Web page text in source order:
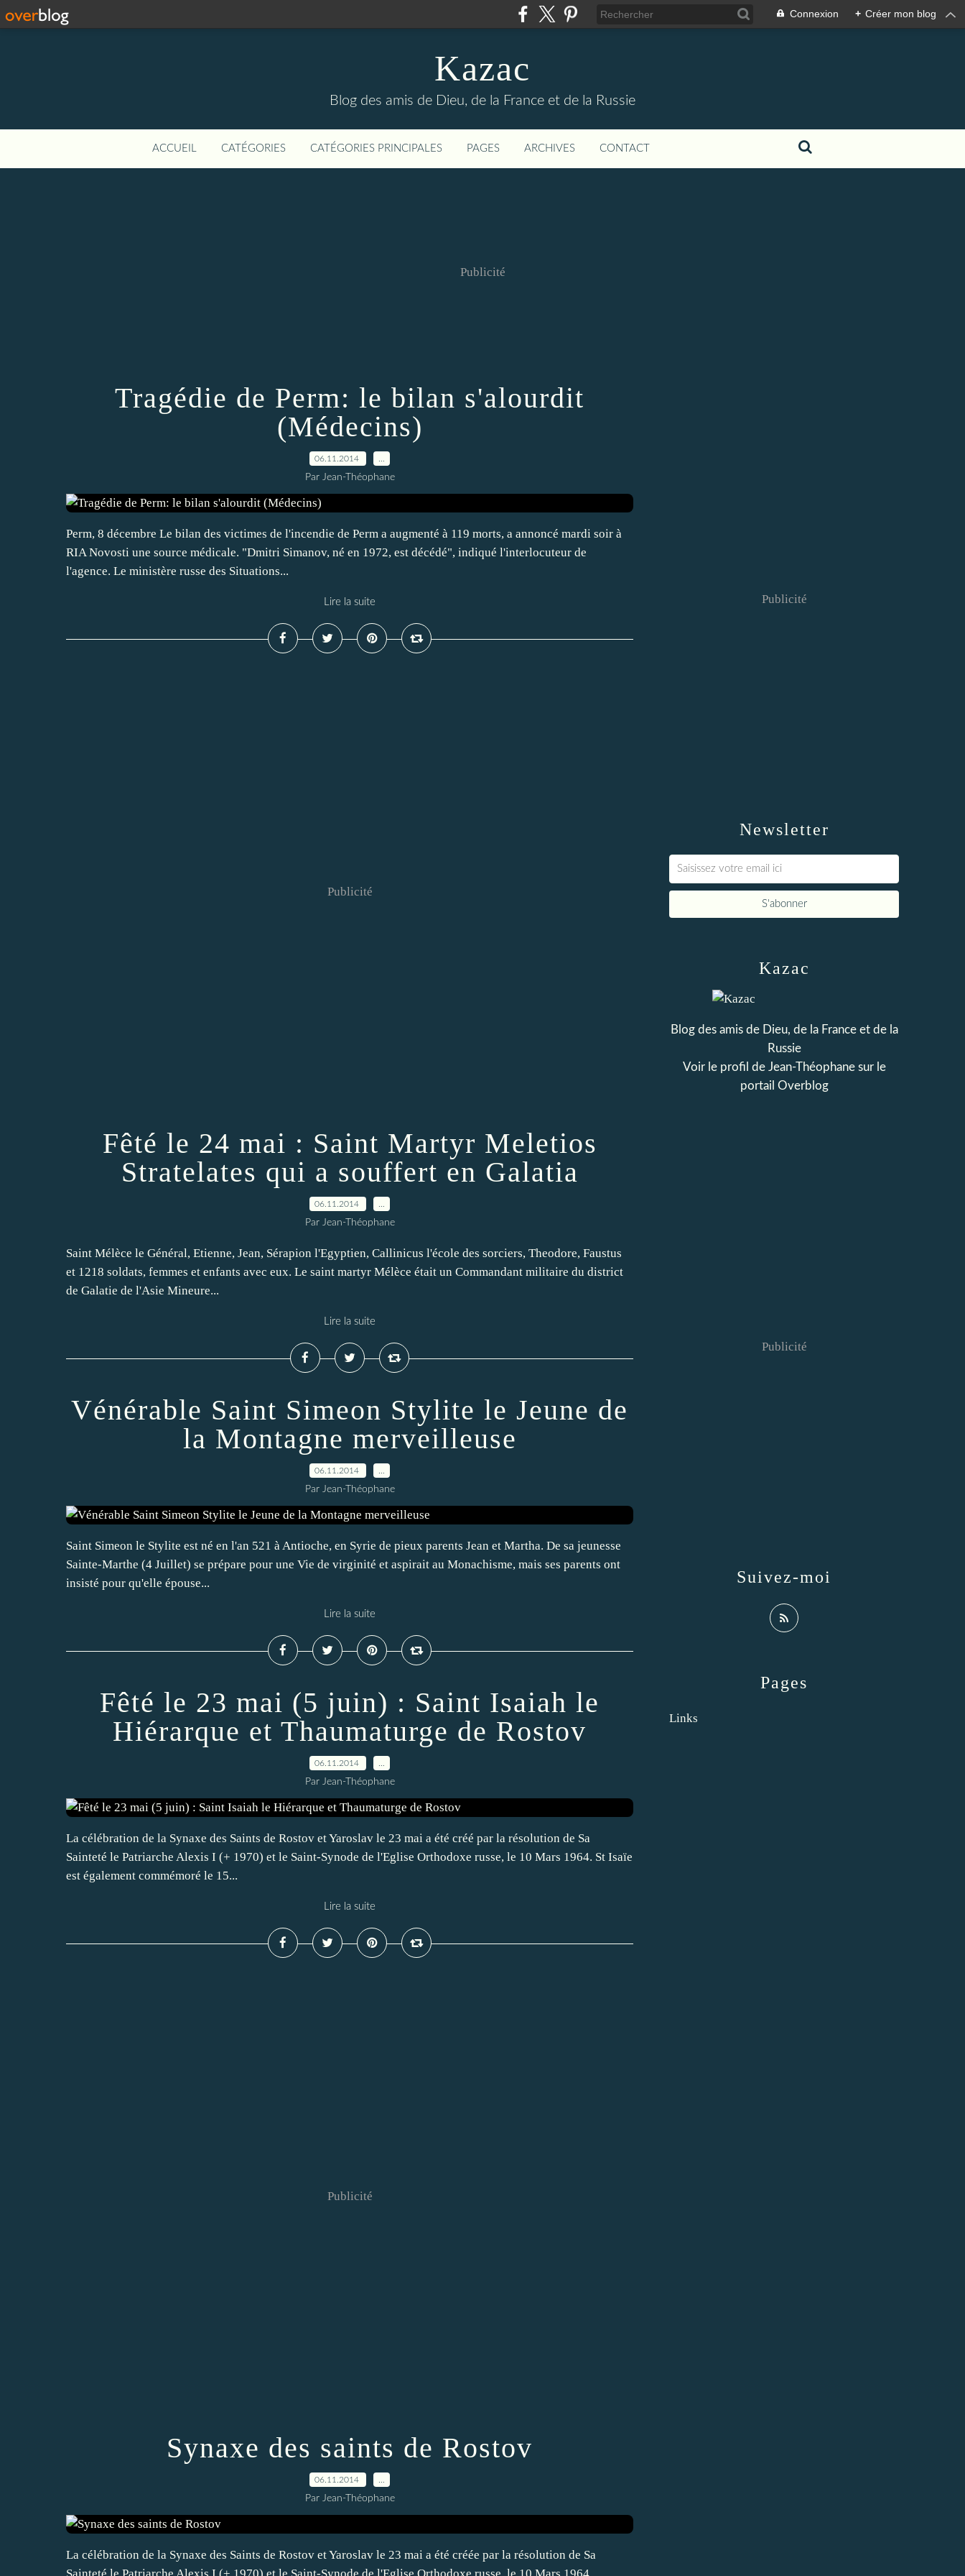
Connexion + Créer mon blog
Kazac
Blog des amis de Dieu, de la France et de la Russie
ACCUEIL CATÉGORIES CATÉGORIES PRINCIPALES PAGES ARCHIVES CONTACT
Publicité
Tragédie de Perm: le bilan s'alourdit
(Médecins)
06.11.2014
Par Jean-Théophane
Perm, 8 décembre Le bilan des victimes de l'incendie de Perm a augmenté à 119 morts, a annoncé mardi soir à
RIA Novosti une source médicale. "Dmitri Simanov, né en 1972, est décédé", indiqué l'interlocuteur de
l'agence. Le ministère russe des Situations...
Lire la suite
Publicité
Fêté le 24 mai : Saint Martyr Meletios
Stratelates qui a souffert en Galatia
06.11.2014
Par Jean-Théophane
Saint Mélèce le Général, Etienne, Jean, Sérapion l'Egyptien, Callinicus l'école des sorciers, Theodore, Faustus
et 1218 soldats, femmes et enfants avec eux. Le saint martyr Mélèce était un Commandant militaire du district
de Galatie de l'Asie Mineure...
Lire la suite
Vénérable Saint Simeon Stylite le Jeune de
la Montagne merveilleuse
06.11.2014
Par Jean-Théophane
Saint Simeon le Stylite est né en l'an 521 à Antioche, en Syrie de pieux parents Jean et Martha. De sa jeunesse
Sainte-Marthe (4 Juillet) se prépare pour une Vie de virginité et aspirait au Monachisme, mais ses parents ont
insisté pour qu'elle épouse...
Lire la suite
Fêté le 23 mai (5 juin) : Saint Isaiah le
Hiérarque et Thaumaturge de Rostov
06.11.2014
Par Jean-Théophane
La célébration de la Synaxe des Saints de Rostov et Yaroslav le 23 mai a été créé par la résolution de Sa
Sainteté le Patriarche Alexis I (+ 1970) et le Saint-Synode de l'Eglise Orthodoxe russe, le 10 Mars 1964. St Isaïe
est également commémoré le 15...
Lire la suite
Publicité
Synaxe des saints de Rostov
06.11.2014
Par Jean-Théophane
La célébration de la Synaxe des Saints de Rostov et Yaroslav le 23 mai a été créée par la résolution de Sa
Newsletter
Publicité
Pages
Links
Kazac
Blog des amis de Dieu, de la France et de la
Russie
Voir le profil de Jean-Théophanesur le
portail Overblog
Suivez-moi
Publicité